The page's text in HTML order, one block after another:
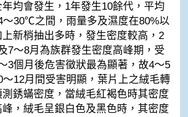
均會發生，1年發生10餘代，平均
～30℃之間，雨量多及濕度在80%以
上新梢抽出多時，發生密度較高，2
7～8月為族群發生密度高峰期，受
3個月後危害徵狀最為顯著，故4～5
～12月間受害明顯，葉片上之絨毛轉
測銹蟎密度，當絨毛紅褐色時其密度
，絨毛呈銀白色及黑色時，其密度